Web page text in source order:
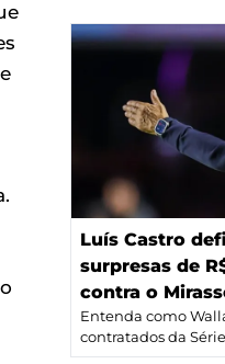
Luís Castro
surpresas de
contra o
Entenda como
contratados da